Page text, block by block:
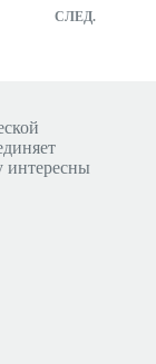
СЛЕД.
интересны